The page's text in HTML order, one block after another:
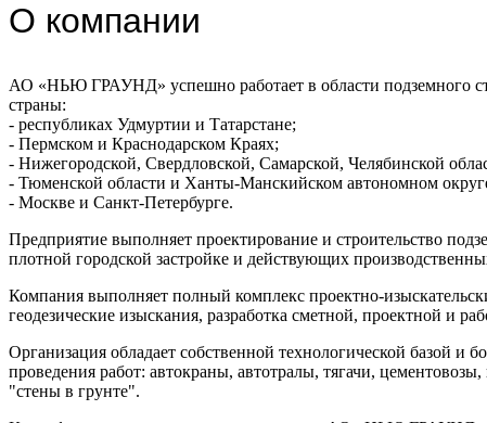
О компании
АО «НЬЮ ГРАУНД» успешно работает в области подземного
страны:
- республиках Удмуртии и Татарстане;
- Пермском и Краснодарском Краях;
- Нижегородской, Свердловской, Самарской, Челябинской
- Тюменской области и Ханты-Манскийском автономном
- Москве и Санкт-Петербурге.
Предприятие выполняет проектирование и строительство
плотной городской застройке и действующих
Компания выполняет полный комплекс проектно-
геодезические изыскания, разработка сметной, проектной и
Организация обладает собственной технологической базой
проведения работ: автокраны, автотралы, тягачи,
"стены в грунте".